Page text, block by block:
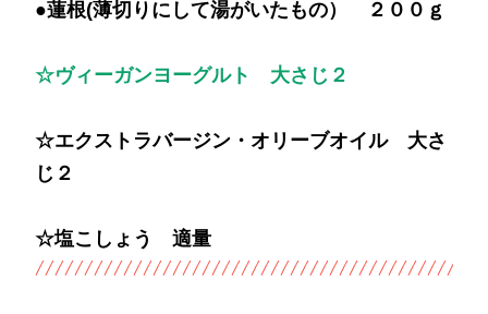
●蓮根(薄切りにして湯がいたもの） ２００ｇ
☆ヴィーガンヨーグルト 大さじ２
☆エクストラバージン・オリーブオイル 大さ
じ２
☆塩こしょう 適量